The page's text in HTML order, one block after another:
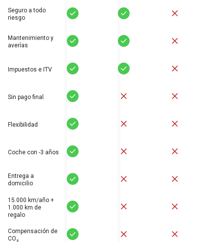
Seguro a todo
riesgo
Sí Sí
Mantenimiento y
averías
Sí Sí
Impuestos e ITV Sí Sí
Sin pago final Sí
Flexibilidad Sí
Coche con -3 años Sí
Entrega a
domicilio
Sí
15.000 km/año +
1.000 km de
regalo
Sí
Compensación de
CO₂
Sí